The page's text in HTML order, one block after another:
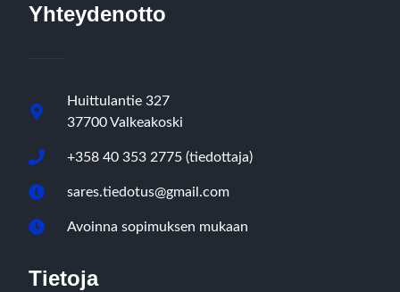
Yhteydenotto
Huittulantie 327
37700 Valkeakoski
+358 40 353 2775 (tiedottaja)
sares.tiedotus@gmail.com
Avoinna sopimuksen mukaan
Tietoja